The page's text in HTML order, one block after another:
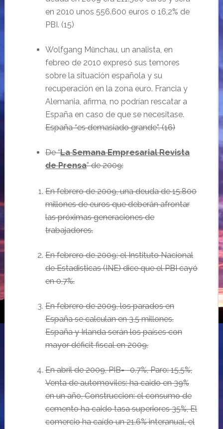
en 2010 unos 556.600 euros o 16,2% de
PBI. (15)
Wolfgang Münchau, un analista, en
febreo de 2010 expresó sus temores
sobre la situación española y su
recuperación en la zona euro. Francia y
Alemania, afirma, no podrían rescatar a
España en caso de que se necesitase.
España“es demasiado grande”.(16)
De “La Semana Empresarial Revista
de Prensa” de 2009:
Enfebrero de 2009, una deuda de 15.800
millones de euros que deberán afrontar
las próximas generaciones de
trabajadores.
Enfebrero de 2009: el Instituto Nacional
de Estadisticas (INE) dice que el PBI cayó
en 0,7%.
En febrero de 2009,los parados en
España se calculan en 3,5 millones.
España y Irlanda serán los países con
mayor déficit fiscal en 2009.
En abril de 2009, PIB= -0.7%, Paro: 15,5%,
Venta de automoviles: ha caido en 39%
en un año,Construccion: el consumo de
cemento ha caido tasa superiores 35%, El
comercio ha caído un 21.6% interanual, el